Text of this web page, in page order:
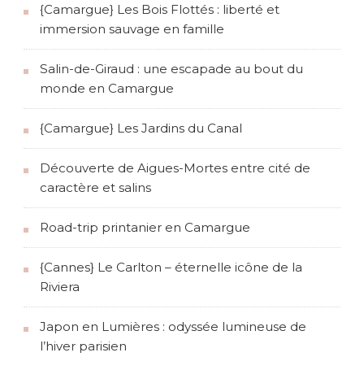
{Camargue} Les Bois Flottés : liberté et
immersion sauvage en famille
Salin-de-Giraud : une escapade au bout du
monde en Camargue
{Camargue} Les Jardins du Canal
Découverte de Aigues-Mortes entre cité de
caractère et salins
Road-trip printanier en Camargue
{Cannes} Le Carlton – éternelle icône de la
Riviera
Japon en Lumières : odyssée lumineuse de
l’hiver parisien